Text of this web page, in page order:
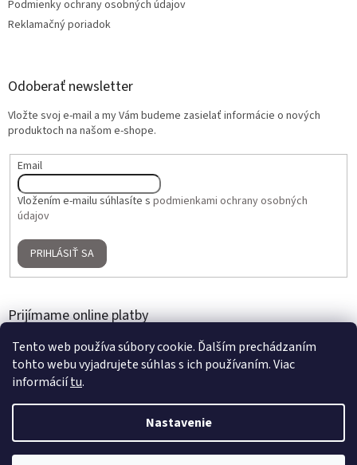
Tento web používa súbory cookie. Ďalším prechádzaním
tohto webu vyjadrujete súhlas s ich používaním. Viac
informáciítu.
Nastavenie
Podmienky ochrany osobných údajov
Reklamačný poriadok
Odoberať newsletter
Vložte svoj e-mail a my Vám budeme zasielať informácie o nových
produktoch na našom e-shope.
Email
Vložením e-mailu súhlasíte s podmienkami ochrany osobných
údajov
PRIHLÁSIŤ SA
Prijímame online platby
Vytvoril Shoptet